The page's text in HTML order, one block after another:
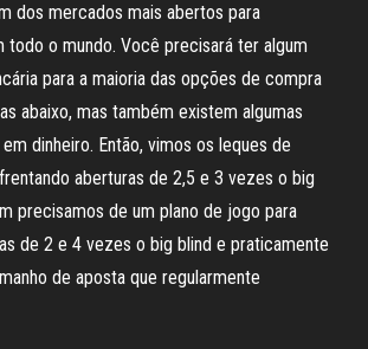
dos mercados mais abertos para
todo o mundo. Você precisará ter algum
para a maioria das opções de compra
abaixo, mas também existem algumas
dinheiro. Então, vimos os leques de
aberturas de 2,5 e 3 vezes o big
precisamos de um plano de jogo para
de 2 e 4 vezes o big blind e praticamente
de aposta que regularmente